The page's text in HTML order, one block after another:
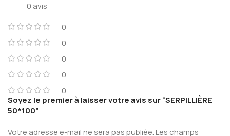
0 avis
0
0
0
0
0
Soyez le premier à laisser votre avis sur “SERPILLIÈRE
50*100”
Votre adresse e-mail ne sera pas publiée.Les champs